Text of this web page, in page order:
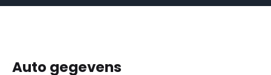
Auto gegevens